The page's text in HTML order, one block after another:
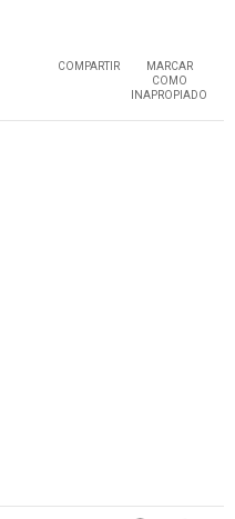
COMPARTIR
MARCAR
COMO
INAPROPIADO